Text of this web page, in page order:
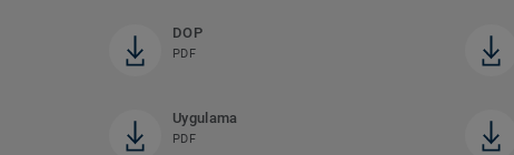
DOP
PDF
Uygulama
PDF